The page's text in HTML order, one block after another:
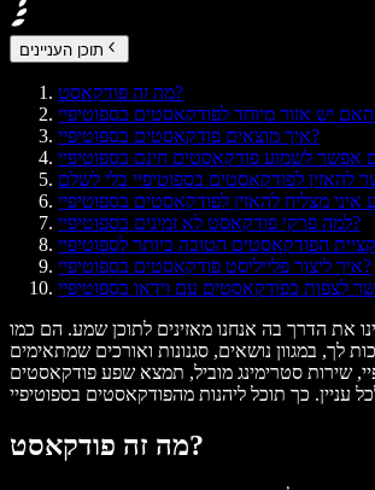
תוכן העניינים
מה זה פודקאסט?
איך מוצאים פודקאסטים בספוטיפיי?
למה פרקי פודקאסט לא זמינים בספוטיפיי?
איך ליצור פלייליסט פודקאסטים בספוטיפיי?
את הדרך בה אנחנו מאזינים לתוכן שמע. הם כמו
לך, במגוון נושאים, סגנונות ואורכים שמתאימים
שירות סטרימינג מוביל, תמצא שפע פודקאסטים
מה זה פודקאסט?